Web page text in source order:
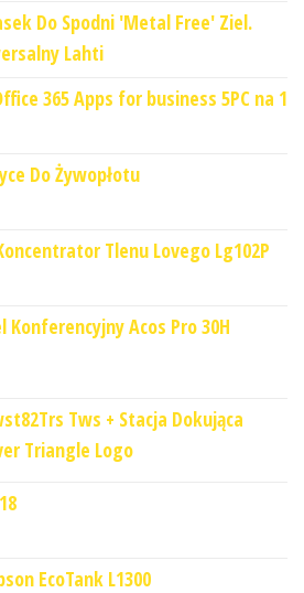
Do Spodni 'Metal Free' Ziel.
Lahti
365 Apps for business 5PC na 1
Do Żywopłotu
Tlenu Lovego Lg102P
Konferencyjny Acos Pro 30H
Tws + Stacja Dokująca
Triangle Logo
EcoTank L1300